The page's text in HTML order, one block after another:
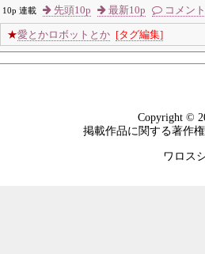
10p 連載
先頭10p 最新10p コメント
★愛とかロボットとか [タグ編集]
Copyright ©
掲載作品に関する著作
ワロス